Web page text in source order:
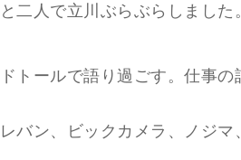
二人で立川ぶらぶらしました。
トールで語り過ごす。仕事の
バン、ビックカメラ、ノジマ